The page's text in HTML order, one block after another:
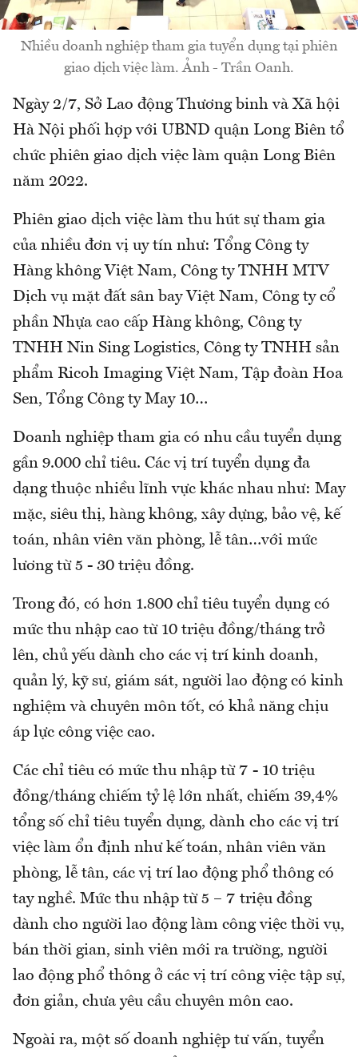
Nhiều doanh nghiệp tham gia tuyển dụng tại phiên
giao dịch việc làm. Ảnh - Trần Oanh.
Ngày 2/7, Sở Lao động Thương binh và Xã hội
Hà Nội phối hợp với UBND quận Long Biên tổ
chức phiên giao dịch việc làm quận Long Biên
năm 2022.
Phiên giao dịch việc làm thu hút sự tham gia
của nhiều đơn vị uy tín như: Tổng Công ty
Hàng không Việt Nam, Công ty TNHH MTV
Dịch vụ mặt đất sân bay Việt Nam, Công ty cổ
phần Nhựa cao cấp Hàng không, Công ty
TNHH Nin Sing Logistics, Công ty TNHH sản
phẩm Ricoh Imaging Việt Nam, Tập đoàn Hoa
Sen, Tổng Công ty May 10…
Doanh nghiệp tham gia có nhu cầu tuyển dụng
gần 9.000 chỉ tiêu. Các vị trí tuyển dụng đa
dạng thuộc nhiều lĩnh vực khác nhau như: May
mặc, siêu thị, hàng không, xây dựng, bảo vệ, kế
toán, nhân viên văn phòng, lễ tân…với mức
lương từ 5 - 30 triệu đồng.
Trong đó, có hơn 1.800 chỉ tiêu tuyển dụng có
mức thu nhập cao từ 10 triệu đồng/tháng trở
lên, chủ yếu dành cho các vị trí kinh doanh,
quản lý, kỹ sư, giám sát, người lao động có kinh
nghiệm và chuyên môn tốt, có khả năng chịu
áp lực công việc cao.
Các chỉ tiêu có mức thu nhập từ 7 - 10 triệu
đồng/tháng chiếm tỷ lệ lớn nhất, chiếm 39,4%
tổng số chỉ tiêu tuyển dụng, dành cho các vị trí
việc làm ổn định như kế toán, nhân viên văn
phòng, lễ tân, các vị trí lao động phổ thông có
tay nghề. Mức thu nhập từ 5 – 7 triệu đồng
dành cho người lao động làm công việc thời vụ,
bán thời gian, sinh viên mới ra trường, người
lao động phổ thông ở các vị trí công việc tập sự,
đơn giản, chưa yêu cầu chuyên môn cao.
Ngoài ra, một số doanh nghiệp tư vấn, tuyển